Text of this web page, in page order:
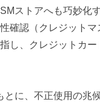
ストアへも巧妙化
確認（クレジットマ
し、クレジットカ
とに、不正使用の兆